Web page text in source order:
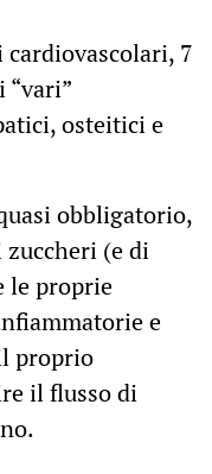
7
osteitici e
obbligatorio,
(e di
le proprie
e
proprio
il flusso di